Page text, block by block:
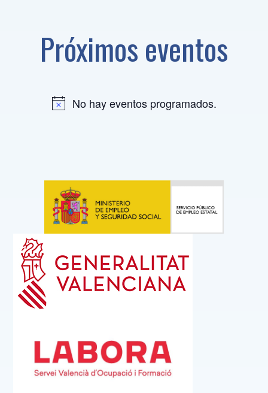
Próximos eventos
A
No hay eventos programados.